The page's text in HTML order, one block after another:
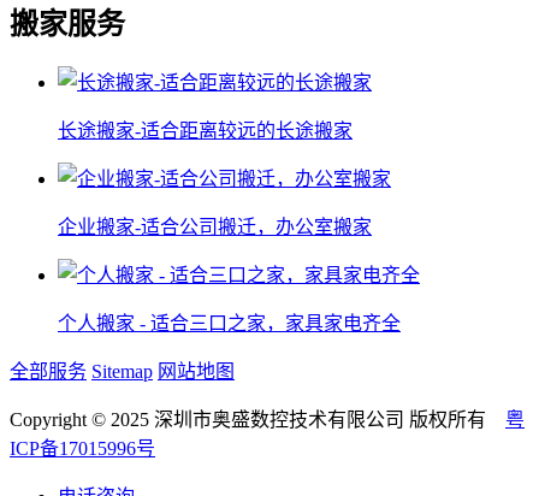
搬家服务
长途搬家-适合距离较远的长途搬家
企业搬家-适合公司搬迁，办公室搬家
个人搬家 - 适合三口之家，家具家电齐全
全部服务 Sitemap 网站地图
Copyright © 2025 深圳市奥盛数控技术有限公司 版权所有 粤
ICP备17015996号